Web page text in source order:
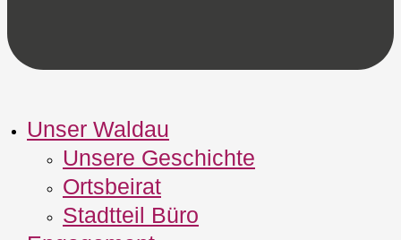
Unser Waldau
Unsere Geschichte
Ortsbeirat
Stadtteil Büro